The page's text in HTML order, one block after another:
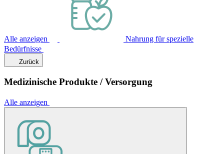
Alle anzeigen
Nahrung für spezielle
Bedürfnisse
Zurück
Medizinische Produkte / Versorgung
Alle anzeigen